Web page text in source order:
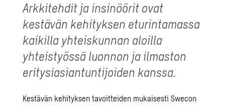
Arkkitehdit ja insinöörit ovat
kestävän kehityksen eturintamassa
kaikilla yhteiskunnan aloilla
yhteistyössä luonnon ja ilmaston
eritysiasiantuntijoiden kanssa.
Kestävän kehityksen tavoitteiden mukaisesti Swecon